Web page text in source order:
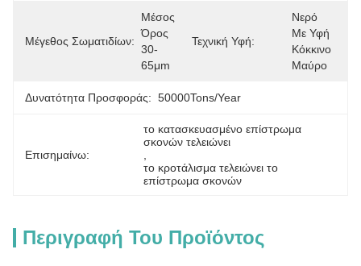
Μέγεθος Σωματιδίων:
Μέσος
Όρος
30-
65μm
Τεχνική Υφή:
Νερό
Με Υφή
Κόκκινο
Μαύρο
Δυνατότητα Προσφοράς: 50000Tons/Year
Επισημαίνω:
το κατασκευασμένο επίστρωμα
σκονών τελειώνει
το κροτάλισμα τελειώνει το
επίστρωμα σκονών
Περιγραφή Του Προϊόντος